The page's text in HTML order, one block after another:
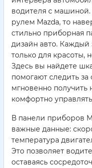
водителя с
рулем Mazda, то
стильно приборная
дизайн авто. Каждый
только для красоты,
Здесь вы найдете
помогают следить
мгновенно
комфортно
В панели приборов
важные данные:
температура
Это позволяет
оставаясь